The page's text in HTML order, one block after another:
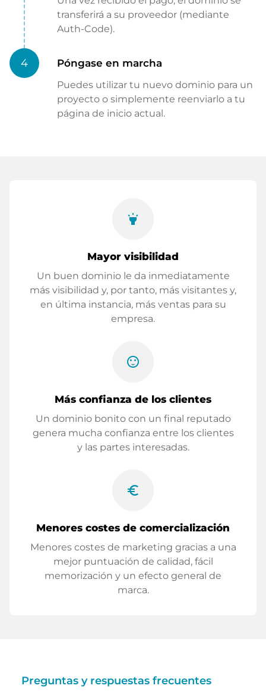
transferirá a su proveedor (mediante
Auth-Code).
4 Póngase en marcha
Puedes utilizar tu nuevo dominio para un
proyecto o simplemente reenviarlo a tu
página de inicio actual.
highlight
Mayor visibilidad
Un buen dominio le da inmediatamente
más visibilidad y, por tanto, más visitantes y,
en última instancia, más ventas para su
empresa.
sentiment_satisfied
Más confianza de los clientes
Un dominio bonito con un final reputado
genera mucha confianza entre los clientes
y las partes interesadas.
euro_symbol
Menores costes de comercialización
Menores costes de marketing gracias a una
mejor puntuación de calidad, fácil
memorización y un efecto general de
marca.
Preguntas y respuestas frecuentes